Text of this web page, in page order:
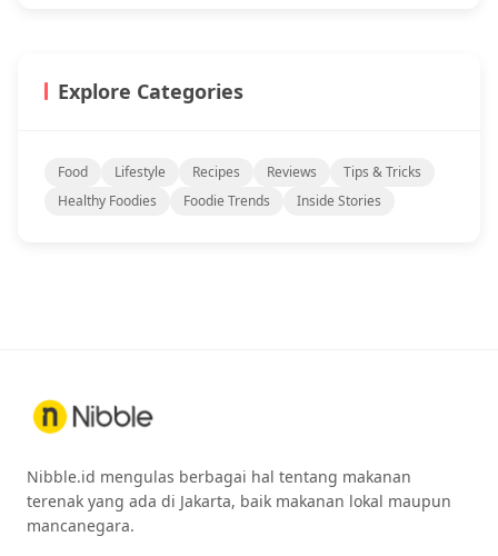
Explore Categories
Food Lifestyle Recipes Reviews
Tips & Tricks
Healthy Foodies
Foodie Trends Inside Stories
Nibble.id mengulas berbagai hal tentang makanan
terenak yang ada di Jakarta, baik makanan lokal maupun
mancanegara.